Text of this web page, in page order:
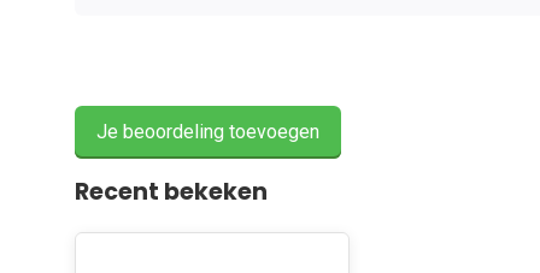
Je beoordeling toevoegen
Recent bekeken